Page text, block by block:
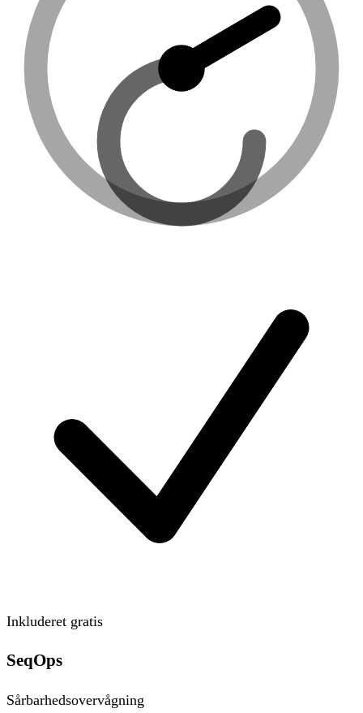
Inkluderet gratis
SeqOps
Sårbarhedsovervågning